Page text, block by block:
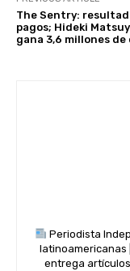
The Sentry:
pagos; Hideki
gana 3,6 millones de
Periodista
latinoamericanas
entrega